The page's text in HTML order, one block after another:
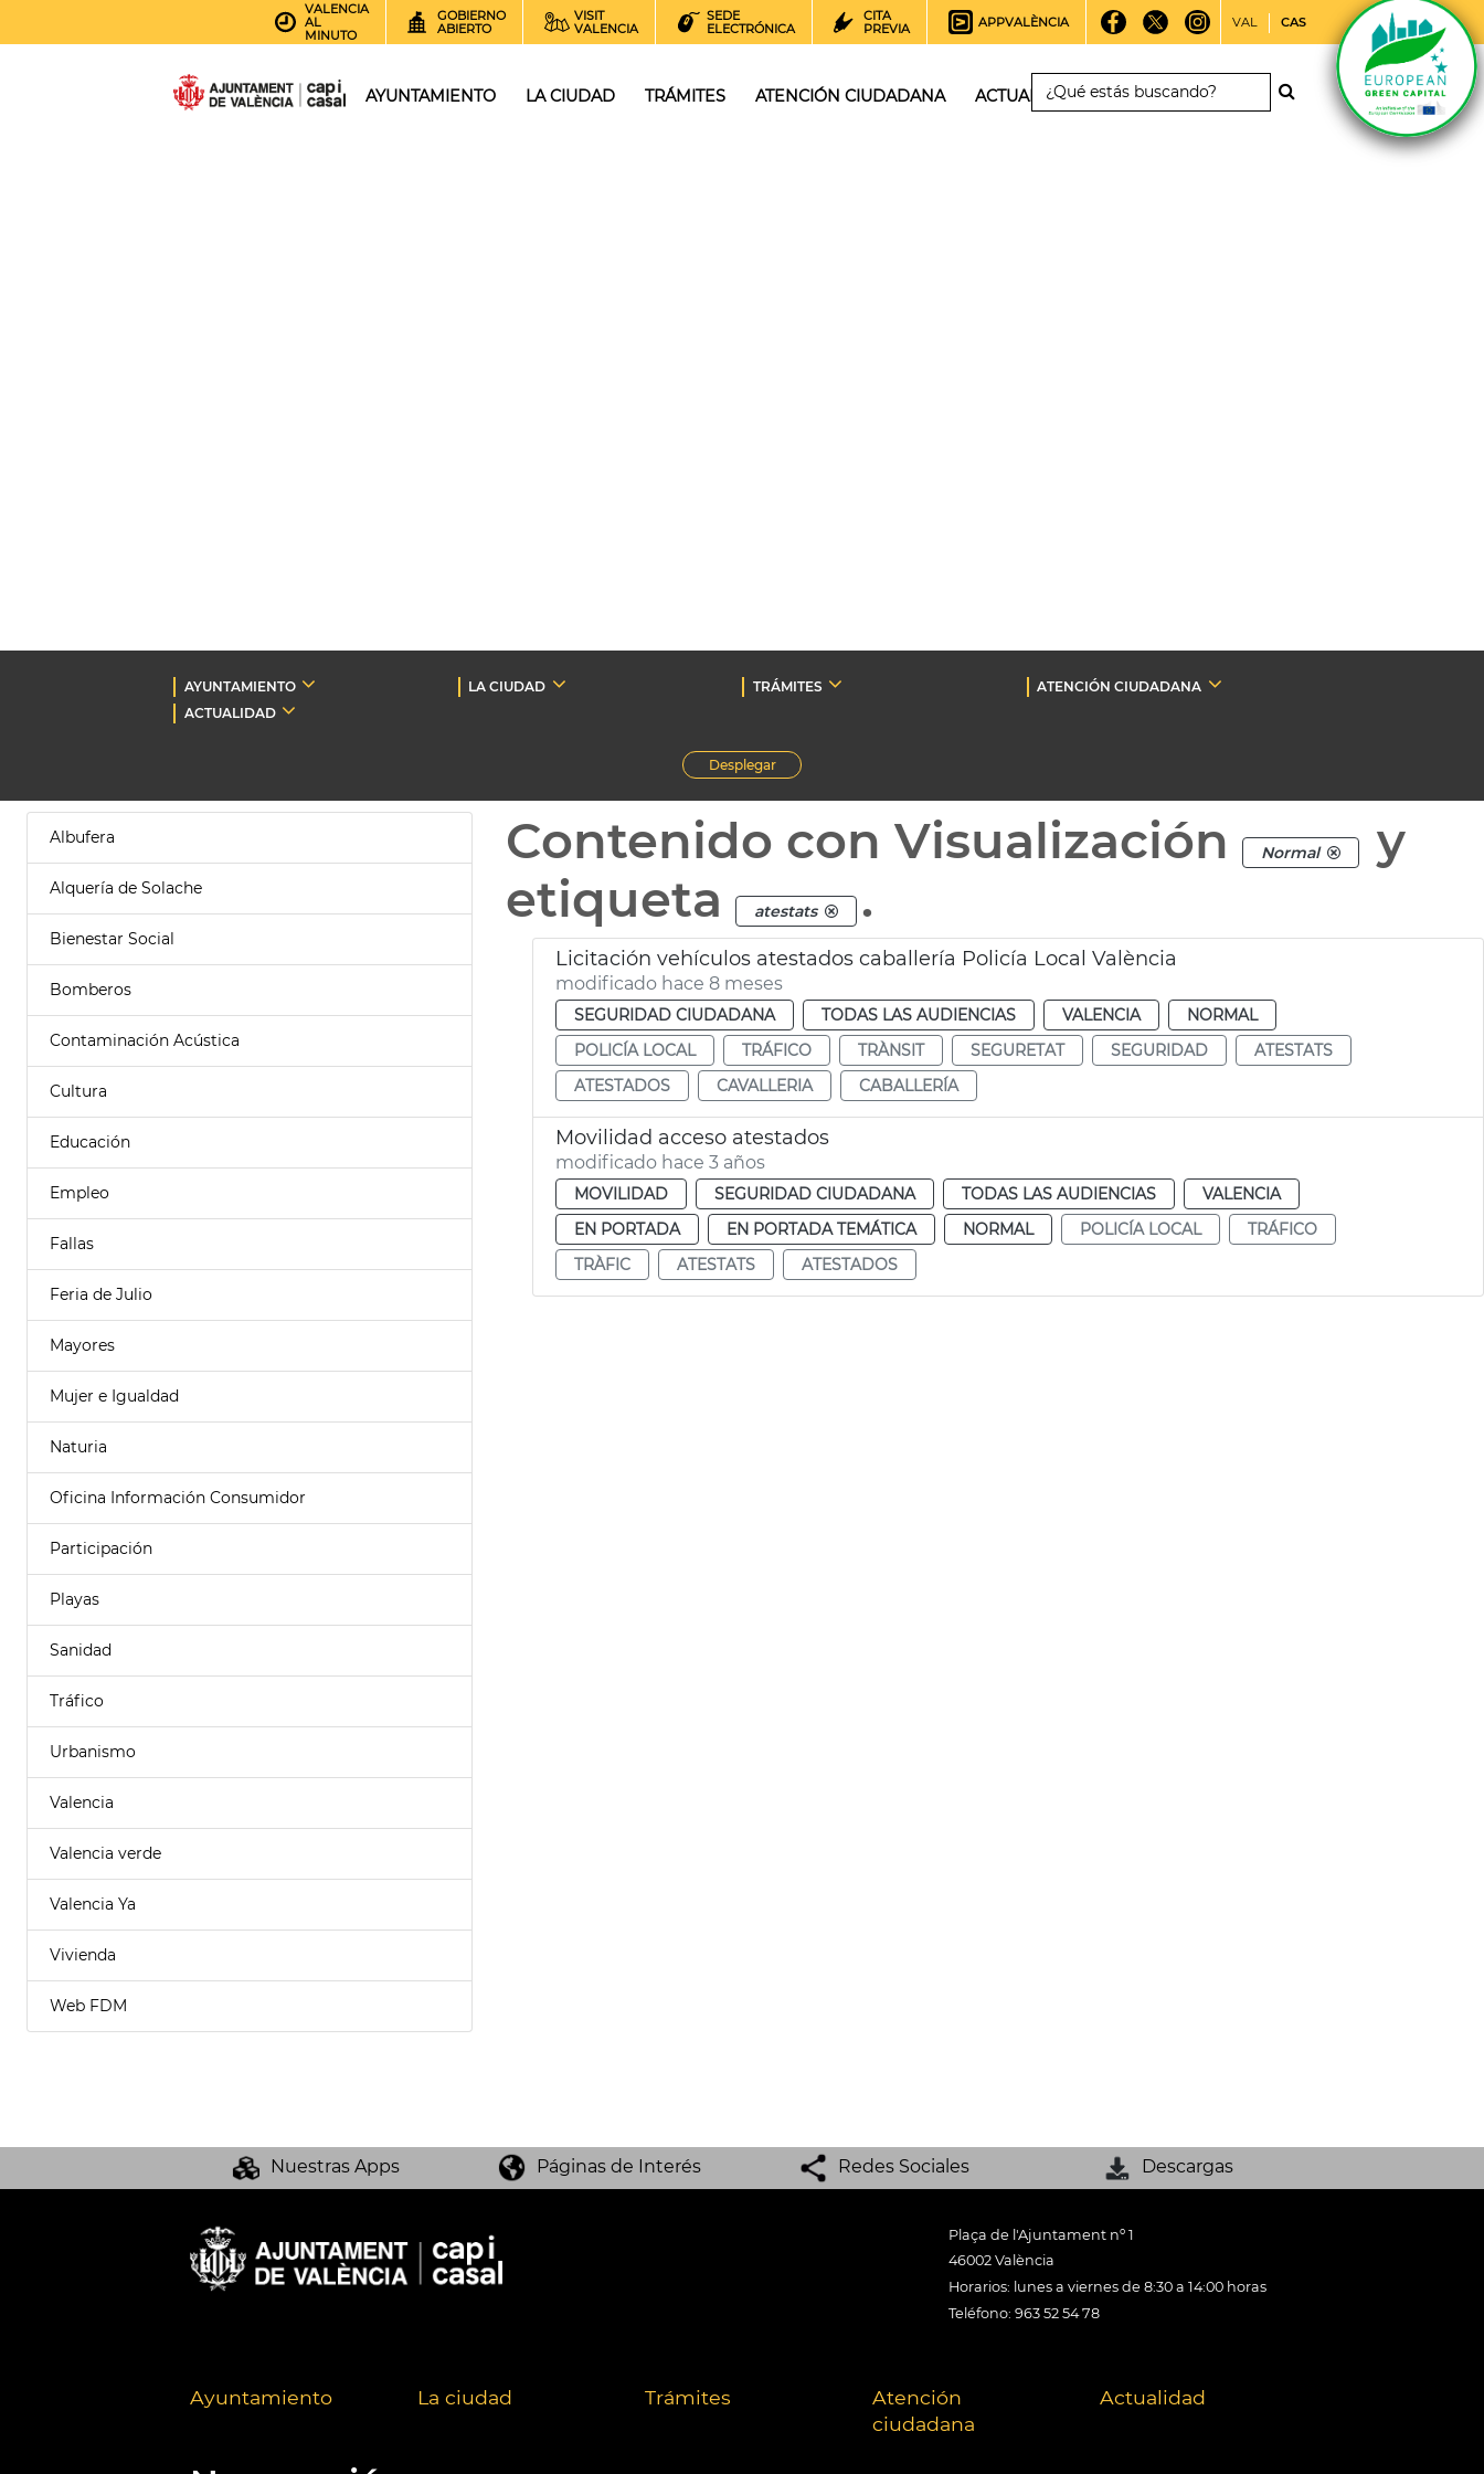
VALENCIA
AL
MINUTO
GOBIERNO
ABIERTO
VISIT
VALENCIA
SEDE
ELECTRÓNICA
CITA
PREVIA
APPVALÈNCIA VAL CAS
AYUNTAMIENTO LA CIUDAD TRÁMITES ATENCIÓN CIUDADANA ACTUALIDAD
AYUNTAMIENTO LA CIUDAD TRÁMITES
ATENCIÓN CIUDADANA
ACTUALIDAD
Desplegar
Albufera
Alquería de Solache
Bienestar Social
Bomberos
Contaminación Acústica
Cultura
Educación
Empleo
Fallas
Feria de Julio
Mayores
Mujer e Igualdad
Naturia
Oficina Información Consumidor
Participación
Playas
Sanidad
Tráfico
Urbanismo
Valencia
Valencia verde
Valencia Ya
Vivienda
Web FDM
Contenido con Visualización Normal
y
etiqueta
atestats .
Licitación vehículos atestados caballería Policía Local València
modificado hace 8 meses
SEGURIDAD CIUDADANA TODAS LAS AUDIENCIAS VALENCIA
NORMAL
POLICÍA LOCAL
TRÁFICO TRÀNSIT SEGURETAT SEGURIDAD
ATESTATS
ATESTADOS
CAVALLERIA CABALLERÍA
Movilidad acceso atestados
modificado hace 3 años
MOVILIDAD SEGURIDAD CIUDADANA TODAS LAS AUDIENCIAS
VALENCIA
EN PORTADA
EN PORTADA TEMÁTICA NORMAL POLICÍA LOCAL
TRÁFICO
TRÀFIC
ATESTATS ATESTADOS
Nuestras Apps Páginas de Interés Redes Sociales Descargas
Plaça de l'Ajuntament nº 1
46002 València
Horarios: lunes a viernes de 8:30 a 14:00 horas
Teléfono: 963 52 54 78
Ayuntamiento La ciudad Trámites
Atención
ciudadana
Actualidad